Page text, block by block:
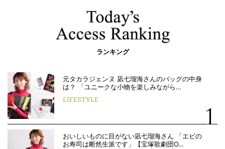
ランキング
元タカラジェンヌ 凪七瑠海さんのバッグの中身
は？ 「ユニークな小物を楽しみながら…
LIFESTYLE
おいしいものに目がない凪七瑠海さん 「エビの
お寿司は断然生派です」【宝塚歌劇団O…